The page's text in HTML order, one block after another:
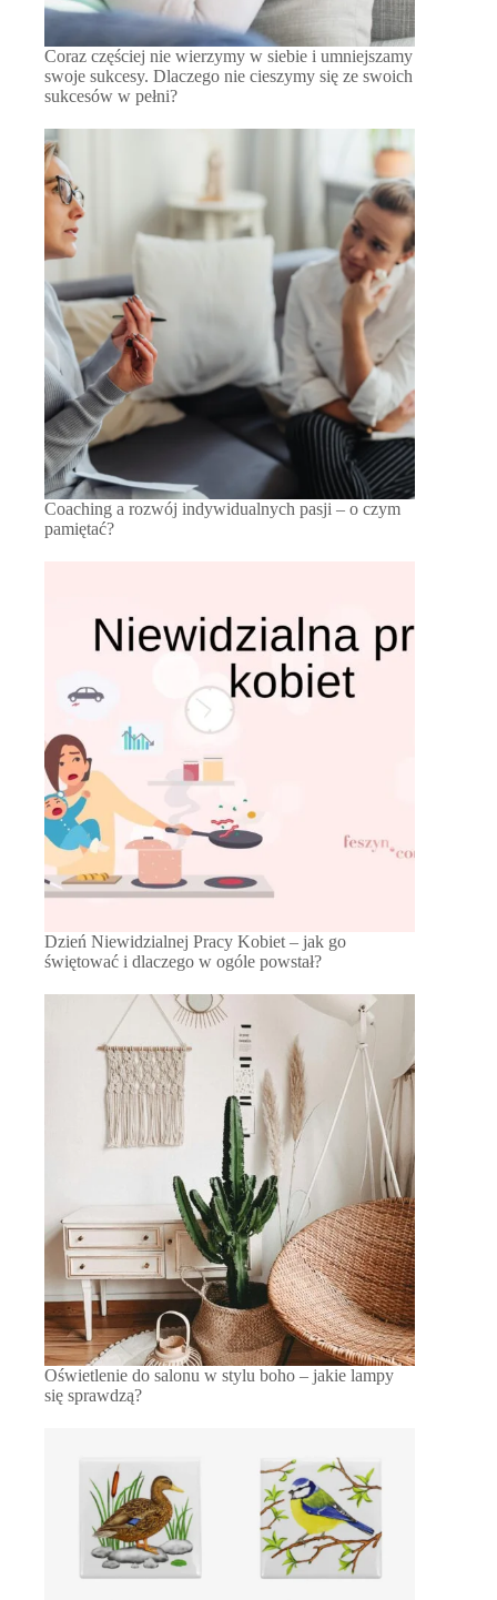
Coraz częściej nie wierzymy w siebie i umniejszamy
swoje sukcesy. Dlaczego nie cieszymy się ze swoich
sukcesów w pełni?
Coaching a rozwój indywidualnych pasji – o czym
pamiętać?
Dzień Niewidzialnej Pracy Kobiet – jak go
świętować i dlaczego w ogóle powstał?
Oświetlenie do salonu w stylu boho – jakie lampy
się sprawdzą?